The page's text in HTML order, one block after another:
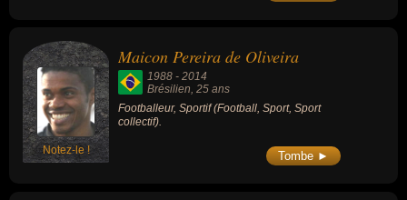
Notez-le !
Maicon Pereira de Oliveira
1988 - 2014
Brésilien, 25 ans
Footballeur, Sportif (Football, Sport, Sport
collectif).
Tombe ►